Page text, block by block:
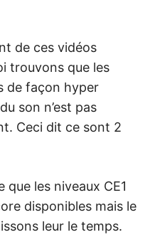
de ces vidéos
trouvons que les
de façon hyper
son n’est pas
Ceci dit ce sont 2
les niveaux CE1
disponibles mais le
leur le temps.